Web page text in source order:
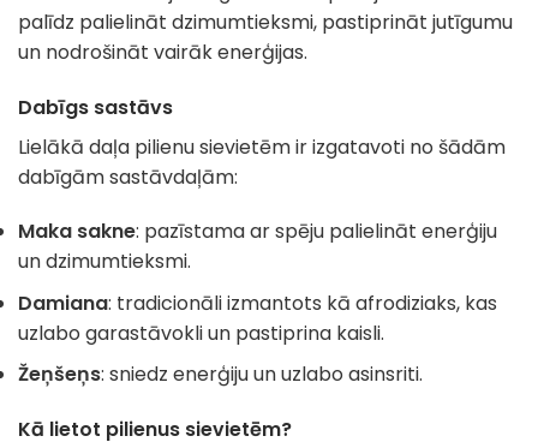
palīdz palielināt dzimumtieksmi, pastiprināt jutīgumu
un nodrošināt vairāk enerģijas.
Dabīgs sastāvs
Lielākā daļa pilienu sievietēm ir izgatavoti no šādām
dabīgām sastāvdaļām:
Maka sakne: pazīstama ar spēju palielināt enerģiju
un dzimumtieksmi.
Damiana: tradicionāli izmantots kā afrodiziaks, kas
uzlabo garastāvokli un pastiprina kaisli.
Žeņšeņs: sniedz enerģiju un uzlabo asinsriti.
Kā lietot pilienus sievietēm?